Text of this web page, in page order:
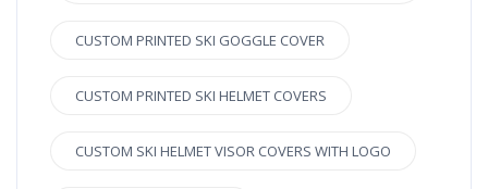
CUSTOM PRINTED SKI GOGGLE COVER
CUSTOM PRINTED SKI HELMET COVERS
CUSTOM SKI HELMET VISOR COVERS WITH LOGO